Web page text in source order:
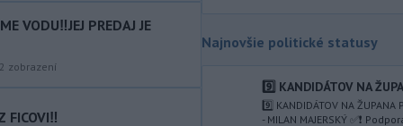
maďarskéhoNárodného
Nagyová vo štvrtok oznámila, že v
súlade s návrhom poslaneckého klubu
VODU‼️JEJ PREDAJ JE
zobrazení
FICOVI‼️
Najnovšie politické statusy
9️⃣ KANDIDÁTOV NA
9️⃣ KANDIDÁTOV NA ŽUPANA
- MILAN MAJERSKÝ ✅️❗️